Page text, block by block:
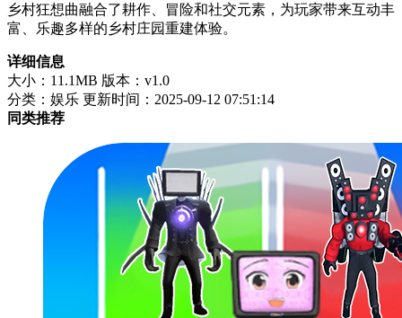
乡村狂想曲融合了耕作、冒险和社交元素，为玩家带来互动丰
富、乐趣多样的乡村庄园重建体验。
详细信息
大小：11.1MB 版本：v1.0
分类：娱乐 更新时间：2025-09-12 07:51:14
同类推荐